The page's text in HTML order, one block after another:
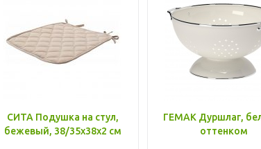
СИТА Подушка на стул,
бежевый, 38/35x38x2 см
ГЕМАК Дуршлаг,
оттенком